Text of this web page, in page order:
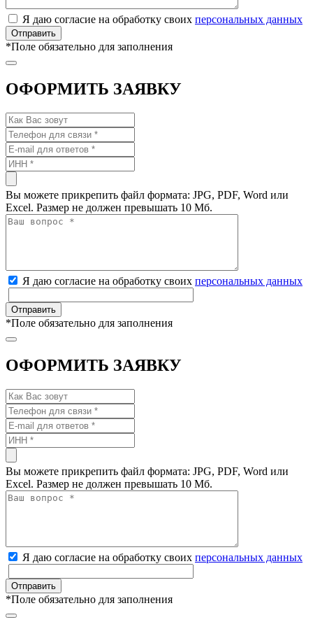
Я даю согласие на обработку своих персональных данных
*Поле обязательно для заполнения
ОФОРМИТЬ ЗАЯВКУ
Вы можете прикрепить файл формата: JPG, PDF, Word или
Excel. Размер не должен превышать 10 Мб.
Я даю согласие на обработку своих персональных данных
*Поле обязательно для заполнения
ОФОРМИТЬ ЗАЯВКУ
Вы можете прикрепить файл формата: JPG, PDF, Word или
Excel. Размер не должен превышать 10 Мб.
Я даю согласие на обработку своих персональных данных
*Поле обязательно для заполнения